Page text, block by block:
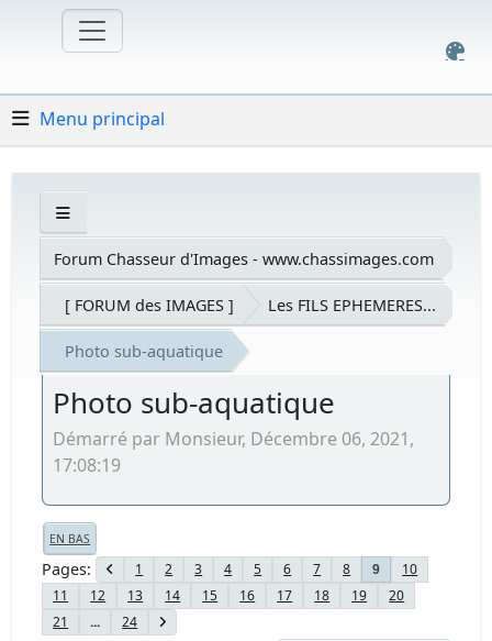
Menu principal
Forum Chasseur d'Images - www.chassimages.com
[ FORUM des IMAGES ] Les FILS EPHEMERES...
Photo sub-aquatique
Photo sub-aquatique
Démarré par Monsieur, Décembre 06, 2021,
17:08:19
EN BAS
Pages 1 2 3 4 5 6 7 8 9
10
11
12 13 14 15 16 17 18 19
20
21
... 24